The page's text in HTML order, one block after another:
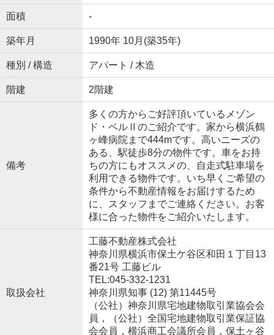
面積 -
築年月 1990年 10月(築35年)
種別 / 構造 アパート / 木造
階建 2階建
備考
多くの方からご好評頂いているメゾン
ド・ベルⅡのご紹介です。家から横浜鶴
ヶ峰病院まで444mです。高いニーズの
ある、駅徒歩8分の物件です。車をお持
ちの方にもオススメの、自走式駐車場を
利用できる物件です。いち早くご希望の
条件から不動産情報をお届けするため
に、スタッフまでご連絡ください。お客
様に合った物件をご紹介いたします。
取扱会社
工藤不動産株式会社
神奈川県横浜市保土ケ谷区和田１丁目13
番21号 工藤ビル
TEL:045-332-1231
神奈川県知事 (12) 第11445号
（公社）神奈川県宅地建物取引業協会会
員，（公社）全国宅地建物取引業保証協
会会員，横浜商工会議所会員，保土ヶ谷